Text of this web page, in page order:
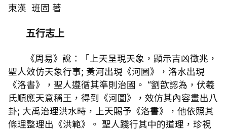
東漢 班固 著
五行志上
《周易》說：「上天呈現天象，顯示吉凶徵兆，
聖人效仿天象行事; 黃河出現《河圖》，洛水出現
《洛書》，聖人遵循其準則治國。 “劉歆認為，伏羲
氏順應天意稱王，得到《河圖》，效仿其內容畫出八
卦; 大禹治理洪水時，上天賜予《洛書》，他依照其
條理整理出《洪範》。 聖人踐行其中的道理，珍視